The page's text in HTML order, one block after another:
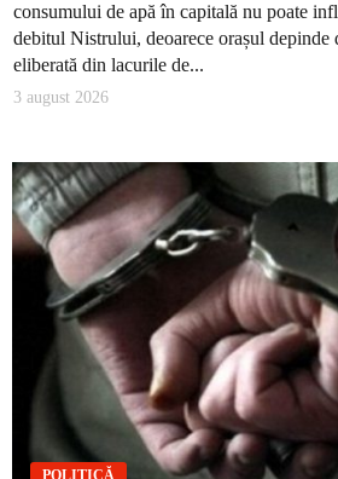
consumului de apă în capitală nu poate
debitul Nistrului, deoarece orașul depinde
eliberată din lacurile de...
3 august 2026